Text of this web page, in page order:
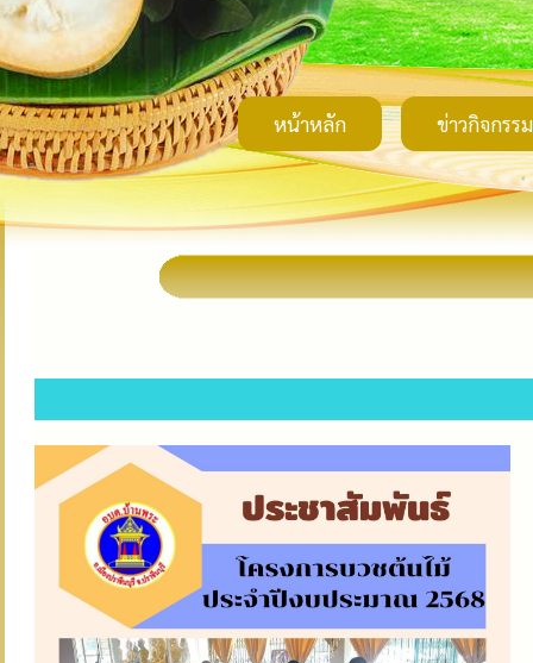
หน้าหลัก ข่าวกิจกรรม